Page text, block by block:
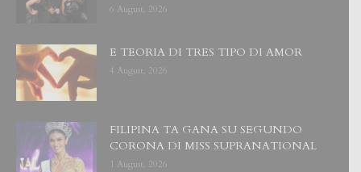
6 August, 2026
E TEORIA DI TRES TIPO DI AMOR
4 August, 2026
FILIPINA TA GANA SU SEGUNDO
CORONA DI MISS SUPRANATIONAL
1 August, 2026